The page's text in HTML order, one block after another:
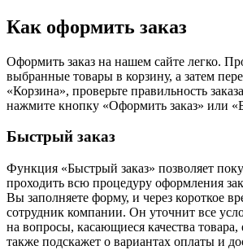
Как оформить заказ
Оформить заказ на нашем сайте легко.
выбранные товары в корзину, а затем
«Корзина», проверьте правильность
нажмите кнопку «Оформить заказ» или
Быстрый заказ
Функция «Быстрый заказ» позволяет
проходить всю процедуру оформления
Вы заполняете форму, и через короткое
сотрудник компании. Он уточнит все
на вопросы, касающиеся качества товара,
также подскажет о вариантах оплаты и